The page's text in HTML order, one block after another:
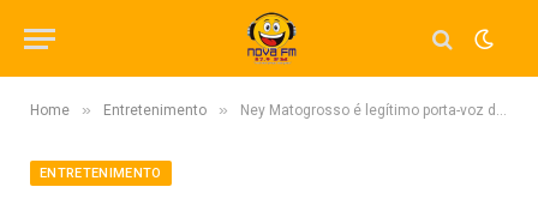
Home » Entretenimento » Ney Matogrosso é legítimo porta-voz de canções para mundo em agonia na pegada roqueira de álbum com Hecto
ENTRETENIMENTO